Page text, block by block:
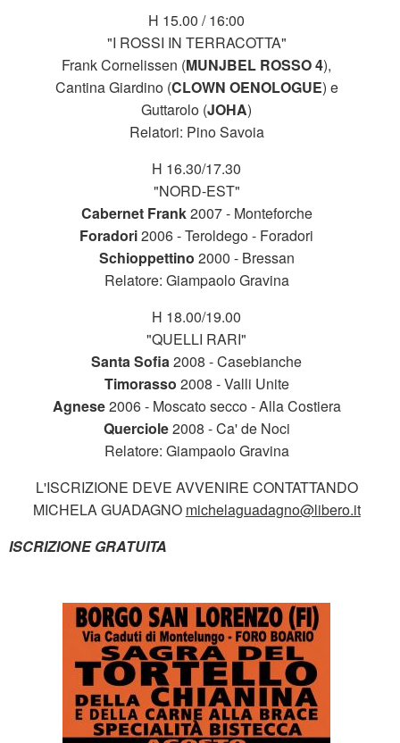
H 15.00 / 16:00
"I ROSSI IN TERRACOTTA"
Frank Cornelissen (MUNJBEL ROSSO 4),
Cantina Giardino (CLOWN OENOLOGUE) e
Guttarolo (JOHA)
Relatori: Pino Savoia
H 16.30/17.30
"NORD-EST"
Cabernet Frank2007 - Monteforche
Foradori2006 - Teroldego - Foradori
Schioppettino 2000 - Bressan
Relatore: Giampaolo Gravina
H 18.00/19.00
"QUELLI RARI"
Santa Sofia2008 - Casebianche
Timorasso 2008 - Valli Unite
Agnese2006 - Moscato secco - Alla Costiera
Querciole2008 - Ca' de Noci
Relatore: Giampaolo Gravina
L'ISCRIZIONE DEVE AVVENIRE CONTATTANDO
MICHELA GUADAGNO michelaguadagno@libero.it
ISCRIZIONE GRATUITA